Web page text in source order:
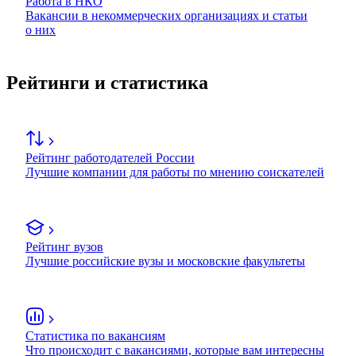
Вакансии в некоммерческих организациях и статьи
о них
Рейтинги и статистика
Рейтинг работодателей России
Лучшие компании для работы по мнению соискателей
Рейтинг вузов
Лучшие российские вузы и московские факультеты
Статистика по вакансиям
Что происходит с вакансиями, которые вам интересны